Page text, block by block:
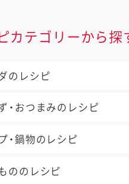
カテゴリーから探
のレシピ
・おつまみのレシピ
・鍋物のレシピ
ののレシピ